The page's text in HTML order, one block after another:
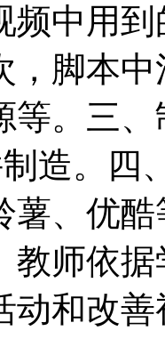
频中用
，脚本
等。三
造。四
薯、优
教师依
动和改